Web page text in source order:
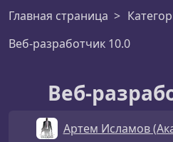
Главная страница
Веб-разработчик 10.0
Веб-
Артем Исламов